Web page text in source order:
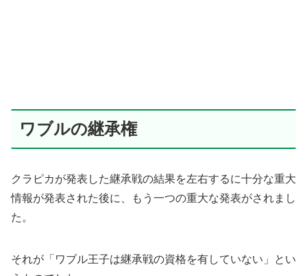
ワブルの継承権
クラピカが発表した継承戦の結果を左右するに十分な重大
情報が発表された後に、もう一つの重大な発表がされまし
た。
それが「ワブル王子は継承戦の資格を有していない」とい